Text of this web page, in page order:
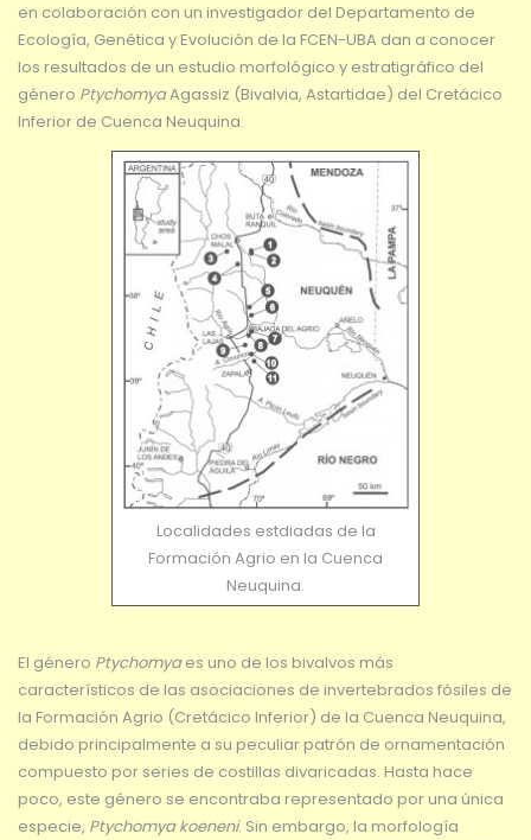
en colaboración con un investigador del Departamento de
Ecología, Genética y Evolución de la FCEN-UBA dan a conocer
los resultados de un estudio morfológico y estratigráfico del
género PtychomyaAgassiz (Bivalvia, Astartidae) del Cretácico
Inferior de Cuenca Neuquina.
Localidades estdiadas de la
Formación Agrio en la Cuenca
Neuquina.
El género Ptychomyaes uno de los bivalvos más
característicos de las asociaciones de invertebrados fósiles de
la Formación Agrio (Cretácico Inferior) de la Cuenca Neuquina,
debido principalmente a su peculiar patrón de ornamentación
compuesto por series de costillas divaricadas. Hasta hace
poco, este género se encontraba representado por una única
especie, Ptychomyakoeneni. Sin embargo, la morfología